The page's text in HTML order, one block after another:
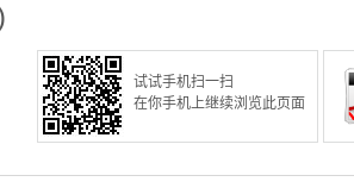
试试手机扫一扫
在你手机上继续浏览此页面